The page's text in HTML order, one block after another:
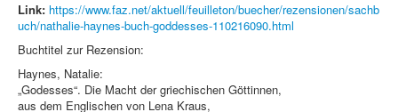
Link: https://www.faz.net/aktuell/feuilleton/buecher/rezensionen/sachb
uch/nathalie-haynes-buch-goddesses-110216090.html
Buchtitel zur Rezension:
Haynes, Natalie:
„Godesses“. Die Macht der griechischen Göttinnen,
aus dem Englischen von Lena Kraus,